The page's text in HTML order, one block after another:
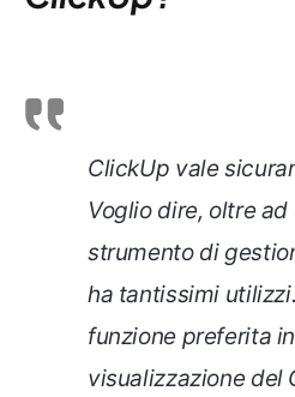
ClickUp vale
Voglio dire, oltre ad
strumento di
ha tantissimi
funzione preferita
visualizzazione del